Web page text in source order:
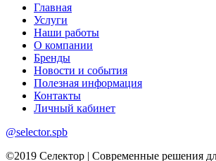
Главная
Услуги
Наши работы
О компании
Бренды
Новости и события
Полезная информация
Контакты
Личный кабинет
@selector.spb
©2019 Селектор | Современные решения